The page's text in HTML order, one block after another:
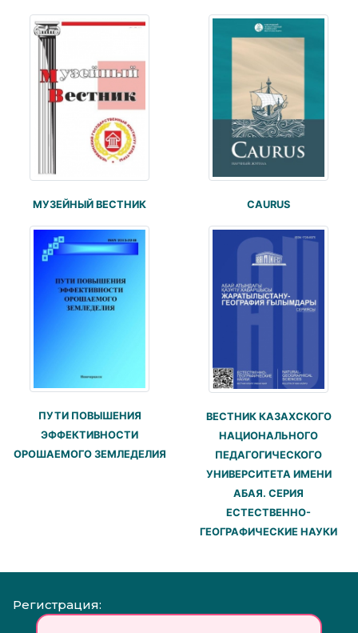
МУЗЕЙНЫЙ ВЕСТНИК CAURUS
ПУТИ ПОВЫШЕНИЯ
ЭФФЕКТИВНОСТИ
ОРОШАЕМОГО ЗЕМЛЕДЕЛИЯ
ВЕСТНИК КАЗАХСКОГО
НАЦИОНАЛЬНОГО
ПЕДАГОГИЧЕСКОГО
УНИВЕРСИТЕТА ИМЕНИ
АБАЯ. СЕРИЯ
ЕСТЕСТВЕННО-
ГЕОГРАФИЧЕСКИЕ НАУКИ
Регистрация: